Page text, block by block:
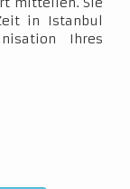
in Istanbul
Ihres